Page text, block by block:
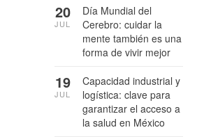
Día Mundial del
Cerebro: cuidar la
mente también es una
forma de vivir mejor
20
JUL
Capacidad industrial y
logística: clave para
garantizar el acceso a
la salud en México
19
JUL